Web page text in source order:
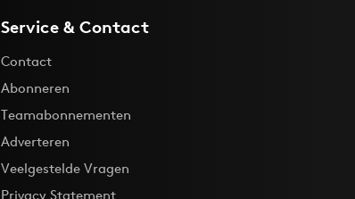
Service & Contact
Contact
Abonneren
Teamabonnementen
Adverteren
Veelgestelde Vragen
Privacy Statement